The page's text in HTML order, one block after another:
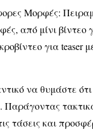
Μορφές:
από μίνι βίντεο
για teaser
να θυμάστε
Παράγοντας
τάσεις και